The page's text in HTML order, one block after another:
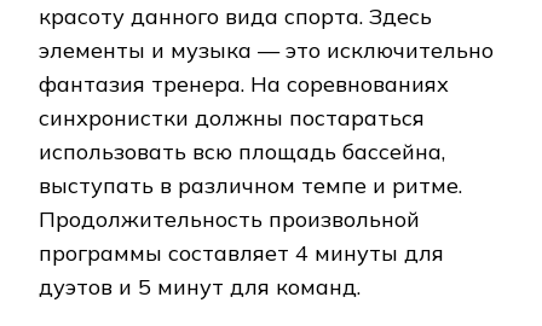
красоту данного вида спорта. Здесь
элементы и музыка — это исключительно
фантазия тренера. На соревнованиях
синхронистки должны постараться
использовать всю площадь бассейна,
выступать в различном темпе и ритме.
Продолжительность произвольной
программы составляет 4 минуты для
дуэтов и 5 минут для команд.